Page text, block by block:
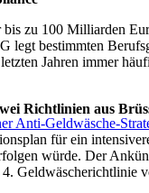
zu 100 Milliarden
bestimmten
Jahren immer
Anti-Geldwäsche-
Richtlinien aus
für ein
würde. Der
Geldwäscherichtlinie